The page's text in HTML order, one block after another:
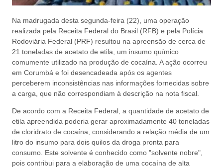
Na madrugada desta segunda-feira (22), uma operação
realizada pela Receita Federal do Brasil (RFB) e pela Polícia
Rodoviária Federal (PRF) resultou na apreensão de cerca de
21 toneladas de acetato de etila, um insumo químico
comumente utilizado na produção de cocaína. A ação ocorreu
em Corumbá e foi desencadeada após os agentes
perceberem inconsistências nas informações fornecidas sobre
a carga, que não correspondiam à descrição na nota fiscal.
De acordo com a Receita Federal, a quantidade de acetato de
etila apreendida poderia gerar aproximadamente 40 toneladas
de cloridrato de cocaína, considerando a relação média de um
litro do insumo para dois quilos da droga pronta para
consumo. Este solvente é conhecido como "solvente nobre",
pois contribui para a elaboração de uma cocaína de alta